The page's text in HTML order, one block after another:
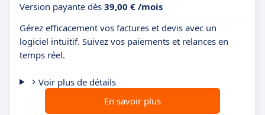
Version payante dès 39,00 € /mois
Gérez efficacement vos factures et devis avec un
logiciel intuitif. Suivez vos paiements et relances en
temps réel.
Voir plus de détails
En savoir plus